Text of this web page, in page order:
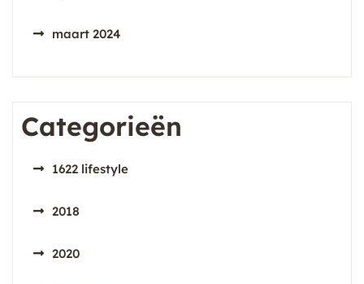
maart 2024
Categorieën
1622 lifestyle
2018
2020